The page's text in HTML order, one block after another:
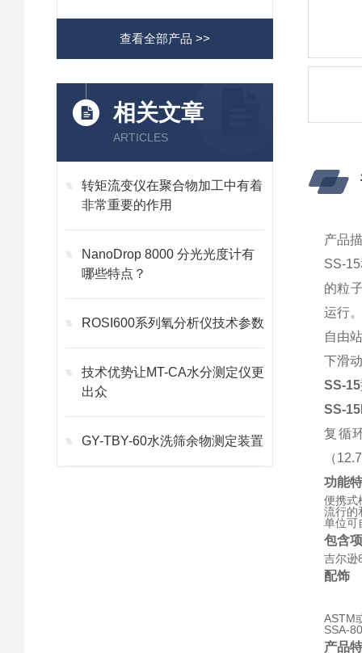
查看全部产品 >>
相关文章
ARTICLES
转矩流变仪在聚合物加工中有着
非常重要的作用
NanoDrop 8000 分光光度计有
哪些特点？
ROSI600系列氧分析仪技术参数
技术优势让MT-CA水分测定仪更
出众
GY-TBY-60水洗筛余物测定装置
产品
SS-
的粒
运行
自由
下滑
SS-15
SS-
复循
（
功能
便携式
流行的
单位可
包含
吉尔逊
配饰
ASTM
SSA-
产品